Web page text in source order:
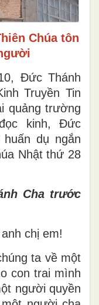
Chúa tôn
Đức Thánh
Truyền Tin
quảng trường
kinh, Đức
dụ ngắn
Nhật thứ 28
Cha trước
chị em!
ta về một
con trai mình
người quyền